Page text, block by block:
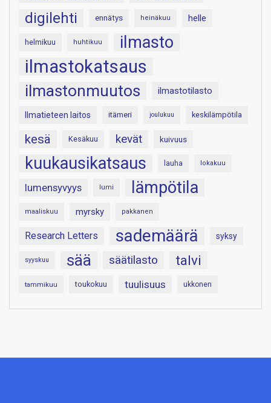
digilehti ennätys heinäkuu helle
helmikuu huhtikuu ilmasto
ilmastokatsaus
ilmastonmuutos ilmastotilasto
Ilmatieteen laitos itämeri joulukuu keskilämpötila
kesä Kesäkuu kevät kuivuus
kuukausikatsaus lauha lokakuu
lumensyvyys lumi lämpötila
maaliskuu myrsky pakkanen
Research Letters sademäärä syksy
syyskuu sää säätilasto talvi
tammikuu toukokuu tuulisuus ukkonen